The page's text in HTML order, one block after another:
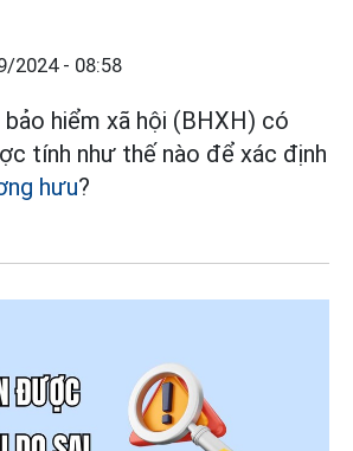
2024 - 08:58
hiểm xã hội (BHXH) có
tính như thế nào để xác định
hưu?